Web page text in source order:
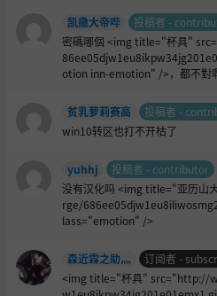
凯撒大帝哔 投稿者 -
密碼哪個 <img title="杯具"
otion inn-emotion" />，都不對
贫乳萝莉赛高 投稿者 -
win10转区也打不开枯了
yuhhj 投稿者 - contributor
没有汉化吗 <img title="亚历
rge/
lass="emotion" />
森近霖之助灬 订阅者 -
<img title="杯具" src="http://